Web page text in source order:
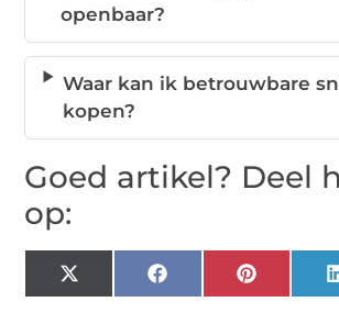
openbaar?
Waar kan ik betrouwbare
kopen?
Goed artikel? Deel
op:
X
(Twitter)
FacebookPinterest